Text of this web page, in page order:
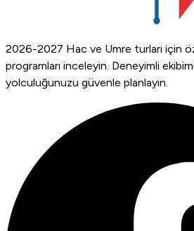
2026-2027 Hac ve Umre turları için
programları inceleyin. Deneyimli
yolculuğunuzu güvenle planlayın.